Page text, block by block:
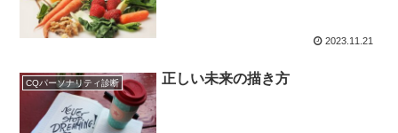
2023.11.21
CQパーソナリティ診断 正しい未来の描き方